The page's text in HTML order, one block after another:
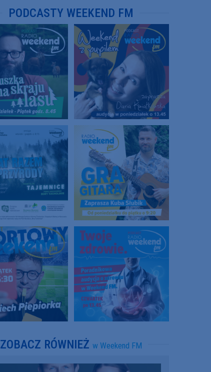
PODCASTY WEEKEND FM
ZOBACZ RÓWNIEŻ w Weekend FM